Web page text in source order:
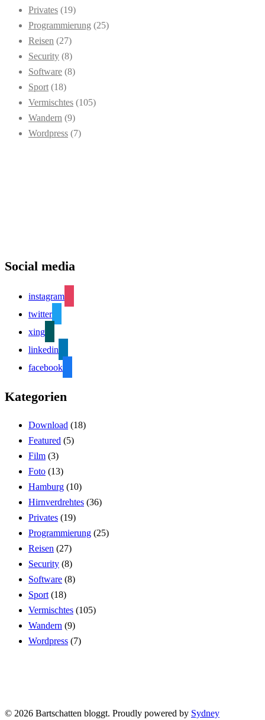
Privates (19)
Programmierung (25)
Reisen (27)
Security (8)
Software (8)
Sport (18)
Vermischtes (105)
Wandern (9)
Wordpress (7)
Social media
instagram
twitter
xing
linkedin
facebook
Kategorien
Download (18)
Featured (5)
Film (3)
Foto (13)
Hamburg (10)
Hirnverdrehtes (36)
Privates (19)
Programmierung (25)
Reisen (27)
Security (8)
Software (8)
Sport (18)
Vermischtes (105)
Wandern (9)
Wordpress (7)
© 2026 Bartschatten bloggt. Proudly powered by Sydney